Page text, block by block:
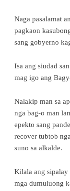
Naga pasalamat
pagkaon
sang gobyerno
Isa ang siudad
mag igo ang
Nalakip man sa
nga bag-o man
epekto sang
recover tubtob
suno sa alkalde.
Kilala ang sipalay
mga dumuluong